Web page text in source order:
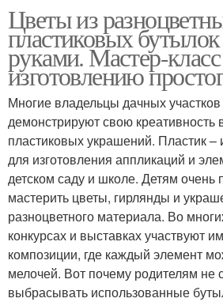
Цветы из
пластиковых
руками. Мастер-
изготовлению
Многие владельцы дачных участков
демонстрируют свою креативность
пластиковых украшений. Пластик
для изготовления аппликаций и
детском саду и школе. Детям очень
мастерить цветы, гирлянды и
разноцветного материала. Во
конкурсах и выставках участвуют
композиции, где каждый элемент
мелочей. Вот почему родителям не
выбрасывать использованные